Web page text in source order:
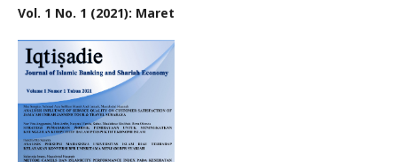
Vol. 1 No. 1 (2021): Maret